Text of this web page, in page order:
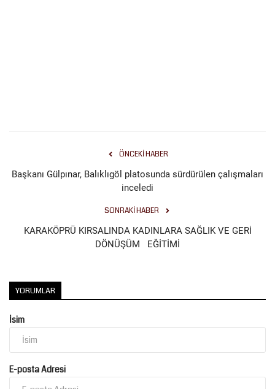
ÖNCEKI HABER
Başkanı Gülpınar, Balıklıgöl platosunda sürdürülen çalışmaları
inceledi
SONRAKI HABER
KARAKÖPRÜ KIRSALINDA KADINLARA SAĞLIK VE GERİ
DÖNÜŞÜM EĞİTİMİ
YORUMLAR
İsim
E-posta Adresi